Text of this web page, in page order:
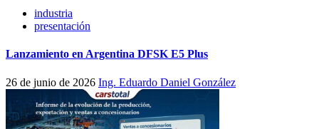
industria
presentación
Lanzamiento en Argentina DFSK E5 Plus
26 de junio de 2026 Ing. Eduardo Daniel González